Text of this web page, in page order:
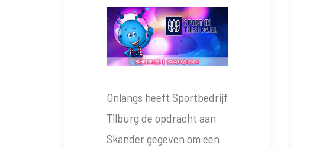
Onlangs heeft Sportbedrijf
Tilburg de opdracht aan
Skander gegeven om een